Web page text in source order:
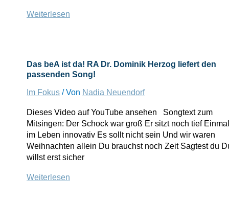
beA
die
Kanzlei
mit
digitalen
Welt
Weiterlesen
Das beA ist da! RA Dr. Dominik Herzog liefert den
passenden Song!
Im Fokus/ Von Nadia Neuendorf
Dieses Video auf YouTube ansehen Songtext zum
Mitsingen: Der Schock war groß Er sitzt noch tief Einmal
im Leben innovativ Es sollt nicht sein Und wir waren
Weihnachten allein Du brauchst noch Zeit Sagtest du
willst erst sicher
Das
Weiterlesen